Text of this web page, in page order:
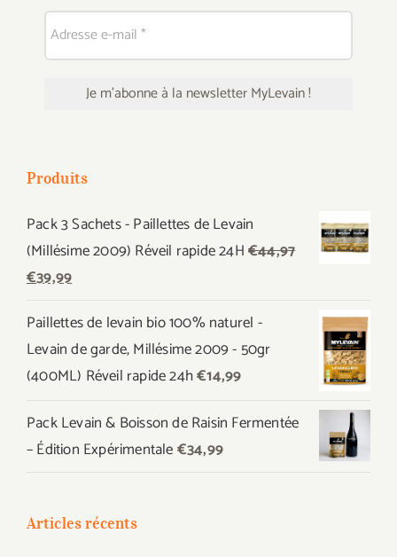
Produits
Pack 3 Sachets - Paillettes de Levain
(Millésime 2009) Réveil rapide 24H€44,97
Le
initial
était :
€44,97.
€39,99Le
actuel
est :
€39,99.
Paillettes de levain bio 100% naturel -
Levain de garde, Millésime 2009 - 50gr
(400ML) Réveil rapide 24h€14,99
Pack Levain & Boisson de Raisin Fermentée
– Édition Expérimentale€34,99
Articles récents